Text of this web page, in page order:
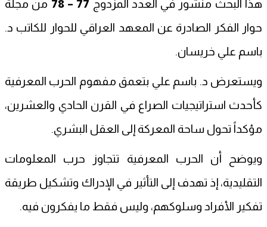
هذا البحث منشور في العدد المزدوج 77 – 78
من مجلة
حوار الفكر الصادرة عن المعهد العراقي للحوار للكاتب د.
باسم علي خريسان.
ويستعرض د. باسم علي بتعمق مفهوم الحرب المعرفية
كأحدث استراتيجيات الصراع في القرن الحادي والعشرين،
مؤكداً تحول ساحة المعركة إلى العقل البشري.
ويوضح أن الحرب المعرفية تتجاوز حرب المعلومات
التقليدية، إذ تهدف إلى التأثير في الإدراك وتشكيل طريقة
تفكير الأفراد وسلوكهم، وليس فقط ما يفكرون فيه.